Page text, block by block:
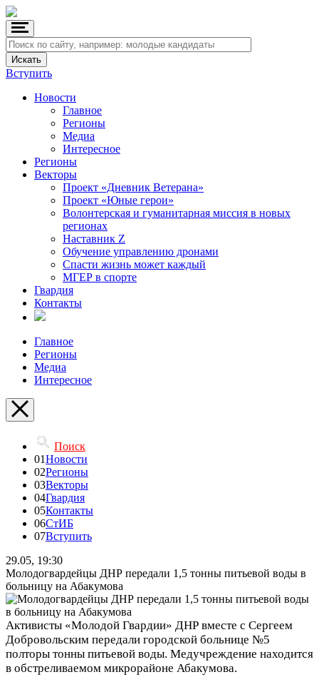
Вступить
Новости
Главное
Регионы
Медиа
Интересное
Регионы
Векторы
Проект «Дневник Ветерана»
Проект «Юные герои»
Волонтерская и гуманитарная миссия в новых
регионах
Наставник Z
Обучение управлению дронами
Спасти жизнь может каждый
МГЕР в спорте
Гвардия
Контакты
Главное
Регионы
Медиа
Интересное
Поиск
01Новости
02Регионы
03Векторы
04Гвардия
05Контакты
06СтИБ
07Вступить
29.05, 19:30
Молодогвардейцы ДНР передали 1,5 тонны питьевой воды в
больницу на Абакумова
Активисты «Молодой Гвардии» ДНР вместе с Сергеем
Добровольским передали городской больнице №5
полторы тонны питьевой воды. Медучреждение находится
в обстреливаемом микрорайоне Абакумова.